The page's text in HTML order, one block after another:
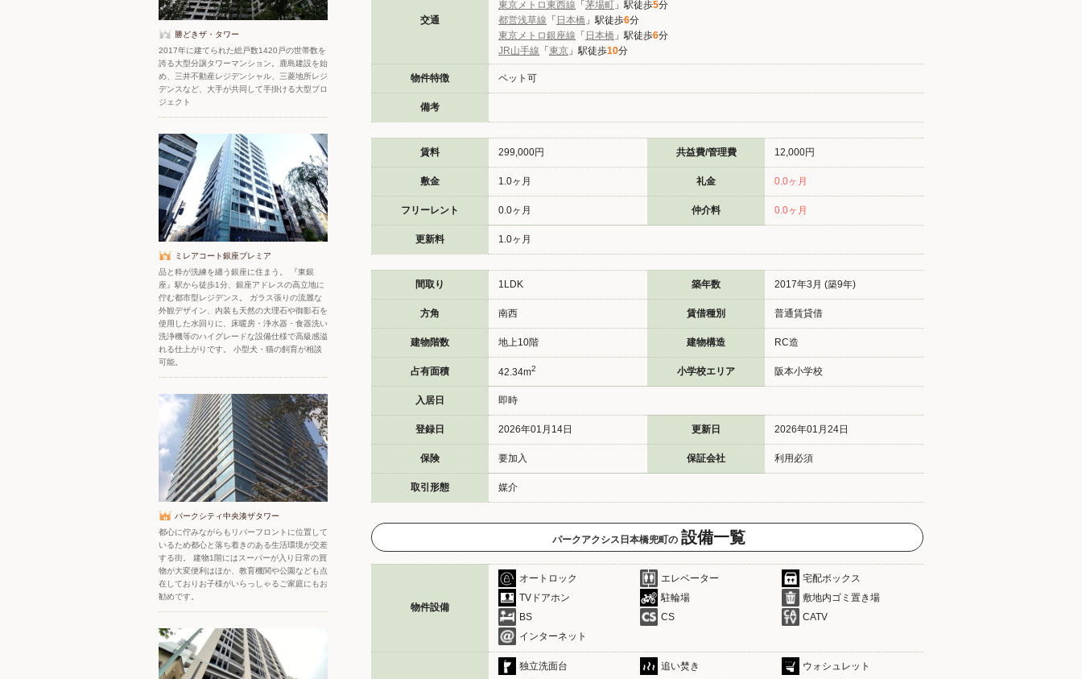
交通
東京メトロ東西線 「 茅場町 」駅徒歩5分
都営浅草線 「 日本橋 」駅徒歩6分
東京メトロ銀座線 「 日本橋 」駅徒歩6分
JR山手線 「 東京 」駅徒歩10分
物件特徴 ペット可
備考
賃料 299,000円 共益費/管理費 12,000円
敷金 1.0ヶ月 礼金 0.0ヶ月
フリーレント 0.0ヶ月 仲介料 0.0ヶ月
更新料 1.0ヶ月
間取り 1LDK 築年数 2017年3月 (築9年)
方角 南西 賃借種別 普通賃貸借
建物階数 地上10階 建物構造 RC造
占有面積 42.34m2 小学校エリア 阪本小学校
入居日 即時
登録日 2026年01月14日 更新日 2026年01月24日
保険 要加入 保証会社 利用必須
取引形態 媒介
パークアクシス日本橋兜町の 設備一覧
物件設備
オートロック エレベーター
宅配ボックス
TVドアホン
駐輪場
敷地内ゴミ置き場
BS
CS
CATV
インターネット
独立洗面台 追い焚き
ウォシュレット
勝どきザ・タワー
2017年に建てられた総戸数1420戸の世帯数を
誇る大型分譲タワーマンション。鹿島建設を始
め、三井不動産レジデンシャル、三菱地所レジ
デンスなど、大手が共同して手掛ける大型プロ
ジェクト
ミレアコート銀座プレミア
品と粋が洗練を纏う銀座に住まう。 『東銀
座』駅から徒歩1分、銀座アドレスの高立地に
佇む都市型レジデンス。 ガラス張りの流麗な
外観デザイン、内装も天然の大理石や御影石を
使用した水回りに、床暖房・浄水器・食器洗い
洗浄機等のハイグレードな設備仕様で高級感溢
れる仕上がりです。 小型犬・猫の飼育が相談
可能。
パークシティ中央湊ザタワー
都心に佇みながらもリバーフロントに位置して
いるため都心と落ち着きのある生活環境が交差
する街。 建物1階にはスーパーが入り日常の買
物が大変便利はほか、教育機関や公園なども点
在しておりお子様がいらっしゃるご家庭にもお
勧めです。